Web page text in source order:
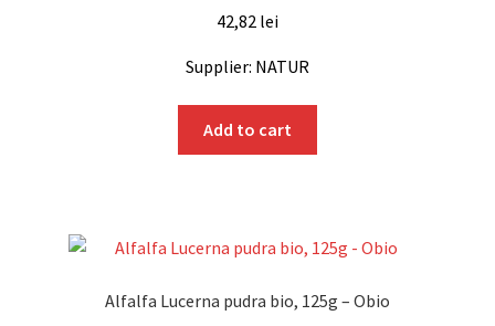
42,82 lei
Supplier: NATUR
Add to cart
Alfalfa Lucerna pudra bio, 125g – Obio